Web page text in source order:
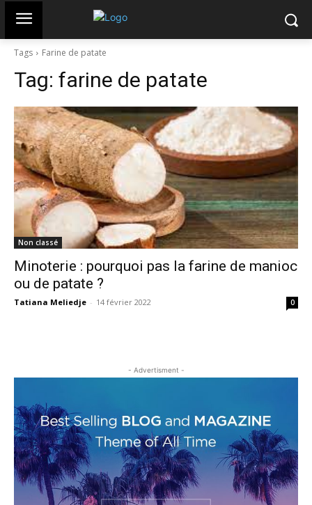
Tags Farine de patate
Tag: farine de patate
Non classé
Minoterie : pourquoi pas la farine de manioc
ou de patate ?
Tatiana Meliedje - 14 février 2022 0
- Advertisment -